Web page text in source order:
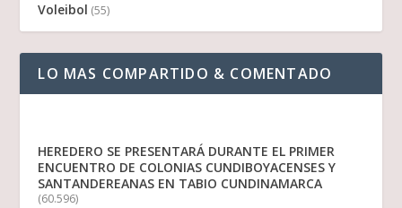
Voleibol (55)
LO MAS COMPARTIDO & COMENTADO
HEREDERO SE PRESENTARÁ DURANTE EL PRIMER
ENCUENTRO DE COLONIAS CUNDIBOYACENSES Y
SANTANDEREANAS EN TABIO CUNDINAMARCA
(60.596)